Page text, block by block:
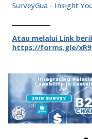
SurveyGua - Insight
Atau melalui Link
https://forms.gle/